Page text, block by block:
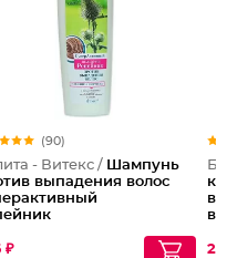
(90)
- Витекс / Шампунь
выпадения волос
₽